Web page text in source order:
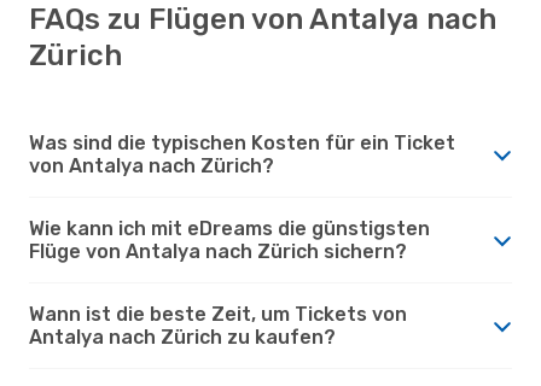
FAQs zu Flügen von Antalya nach
Zürich
Was sind die typischen Kosten für ein Ticket
von Antalya nach Zürich?
Wie kann ich mit eDreams die günstigsten
Flüge von Antalya nach Zürich sichern?
Wann ist die beste Zeit, um Tickets von
Antalya nach Zürich zu kaufen?